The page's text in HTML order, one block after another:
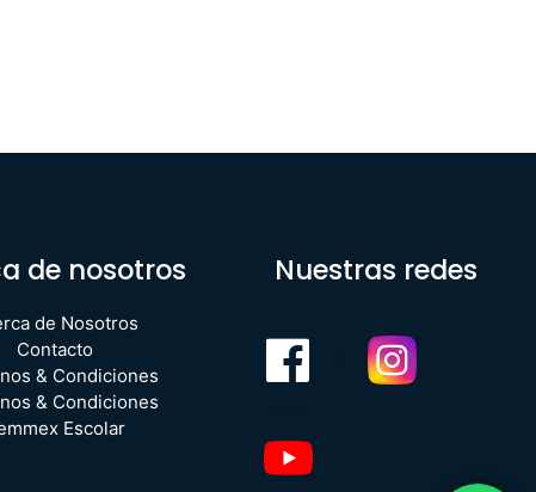
de nosotros
de Nosotros
Contacto
& Condiciones
& Condiciones
Escolar
Nuestras redes